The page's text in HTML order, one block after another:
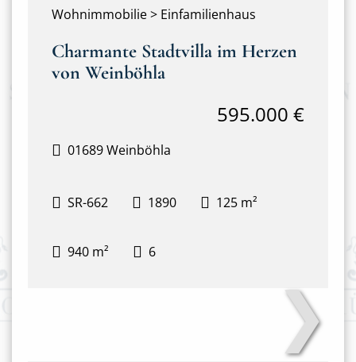
Wohnimmobilie > Einfamilienhaus
Charmante Stadtvilla im Herzen
von Weinböhla
01689 Weinböhla
595.000 €
SR-662 1890 125 m²
940 m² 6
❯